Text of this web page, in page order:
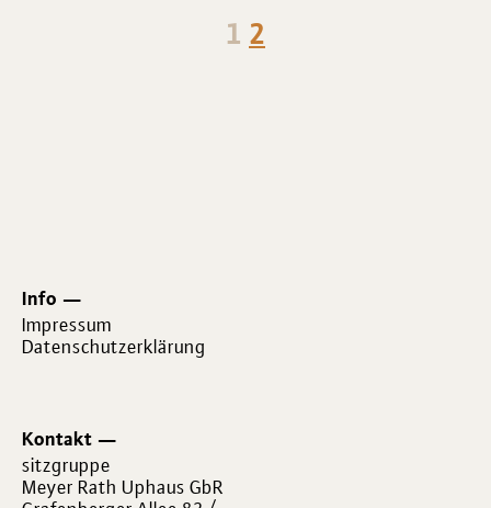
1 2
Info
Impressum
Datenschutzerklärung
Kontakt
sitzgruppe
Meyer Rath Uphaus GbR